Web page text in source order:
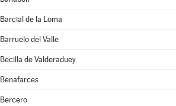
Barcial de la Loma
Barruelo del Valle
Becilla de Valderaduey
Benafarces
Bercero